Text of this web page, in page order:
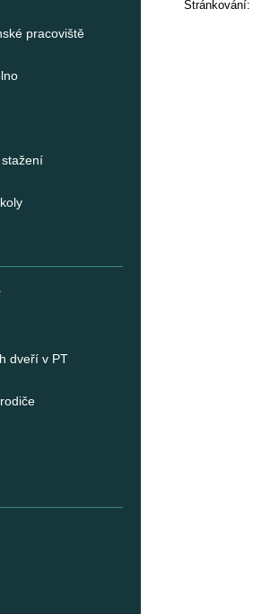
pracoviště
dveří v PT
Stránkování: